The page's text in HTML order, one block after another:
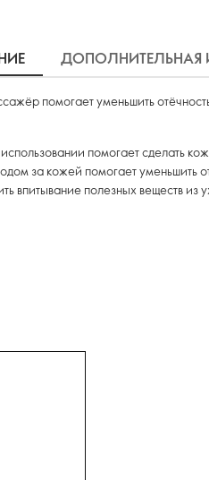
ДОПОЛНИТЕЛЬНАЯ
помогает уменьшить
помогает сделать
за кожей помогает уменьшить
впитывание полезных веществ из